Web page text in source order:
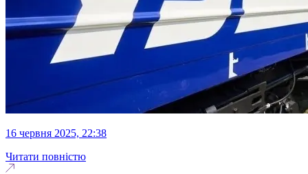
16 червня 2025, 22:38
Читати повністю